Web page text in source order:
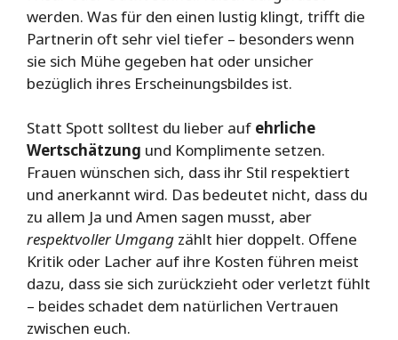
werden. Was für den einen lustig klingt, trifft die
Partnerin oft sehr viel tiefer – besonders wenn
sie sich Mühe gegeben hat oder unsicher
bezüglich ihres Erscheinungsbildes ist.
Statt Spott solltest du lieber auf ehrliche
Wertschätzung und Komplimente setzen.
Frauen wünschen sich, dass ihr Stil respektiert
und anerkannt wird. Das bedeutet nicht, dass du
zu allem Ja und Amen sagen musst, aber
respektvoller Umgang zählt hier doppelt. Offene
Kritik oder Lacher auf ihre Kosten führen meist
dazu, dass sie sich zurückzieht oder verletzt fühlt
– beides schadet dem natürlichen Vertrauen
zwischen euch.